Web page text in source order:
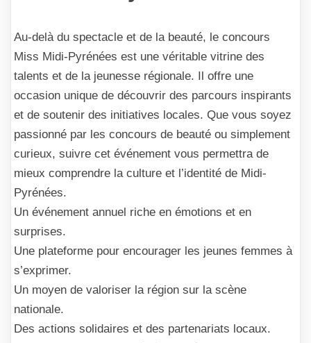
Au-delà du spectacle et de la beauté, le concours
Miss Midi-Pyrénées est une véritable vitrine des
talents et de la jeunesse régionale. Il offre une
occasion unique de découvrir des parcours inspirants
et de soutenir des initiatives locales. Que vous soyez
passionné par les concours de beauté ou simplement
curieux, suivre cet événement vous permettra de
mieux comprendre la culture et l’identité de Midi-
Pyrénées.
Un événement annuel riche en émotions et en
surprises.
Une plateforme pour encourager les jeunes femmes à
s’exprimer.
Un moyen de valoriser la région sur la scène
nationale.
Des actions solidaires et des partenariats locaux.